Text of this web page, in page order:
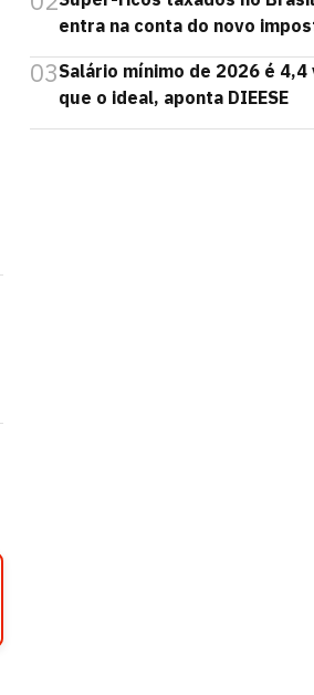
entra na conta do novo
03Salário mínimo de 2026 é
que o ideal, aponta DIEESE